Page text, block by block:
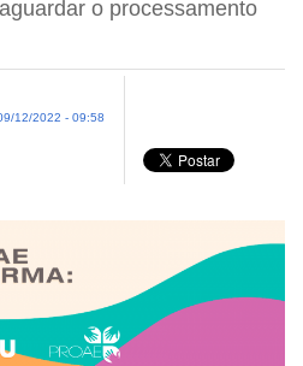
o processamento
12/2022 - 09:58